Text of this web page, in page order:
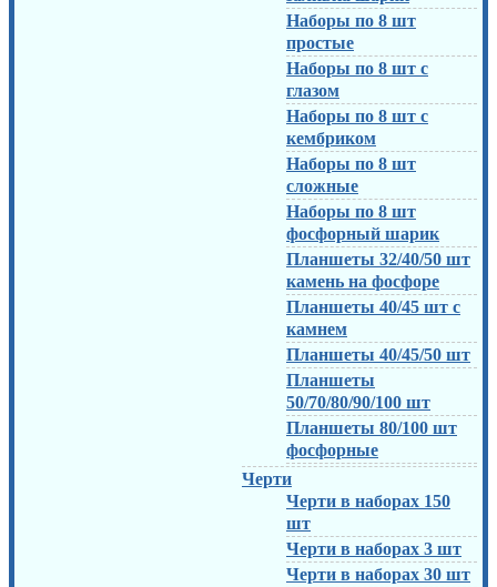
Наборы по 8 шт
простые
Наборы по 8 шт с
глазом
Наборы по 8 шт с
кембриком
Наборы по 8 шт
сложные
Наборы по 8 шт
фосфорный шарик
Планшеты 32/40/50 шт
камень на фосфоре
Планшеты 40/45 шт с
камнем
Планшеты 40/45/50 шт
Планшеты
50/70/80/90/100 шт
Планшеты 80/100 шт
фосфорные
Черти
Черти в наборах 150
шт
Черти в наборах 3 шт
Черти в наборах 30 шт